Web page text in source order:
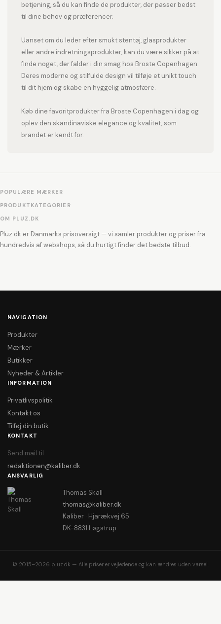
betjening, så du kan finde de produkter, der passer bedst
til dine behov og præferencer.
Uanset om du leder efter smukt stentøj, glasprodukter
eller andre indretningsprodukter, kan du være sikker på at
finde noget, der falder i din smag hos Broste Copenhagen.
Deres moderne og stilfulde design vil tilføje et unikt touch
til dit hjem og skabe en hyggelig atmosfære.
Køb dine favoritprodukter fra Broste Copenhagen i dag og
oplev den skandinaviske elegance og kvalitet, som
brandet er kendt for.
POPULÆRE MÆRKER
PRODUKTKATEGORIER
OM PLUZ.DK
Pluz.dk er Danmarks prisoversigt — vi samler produkter og priser fra
hundredvis af webshops, så du hurtigt finder det bedste tilbud.
NAVIGATION
Produkter
Mærker
Butikker
Nyheder & Artikler
INFORMATION
Privatlivspolitik
Kontakt os
Tilføj din butik
KONTAKT
Send mail til
redaktionen@kaliber.dk
ANSVARLIG
Thomas Skall
thomas@kaliber.dk
Kaliber · Hjarækvej 65
DK-8831 Løgstrup
© 2015–2026 pluz.dk — Alle priser er vejledende og kan ændres uden varsel.